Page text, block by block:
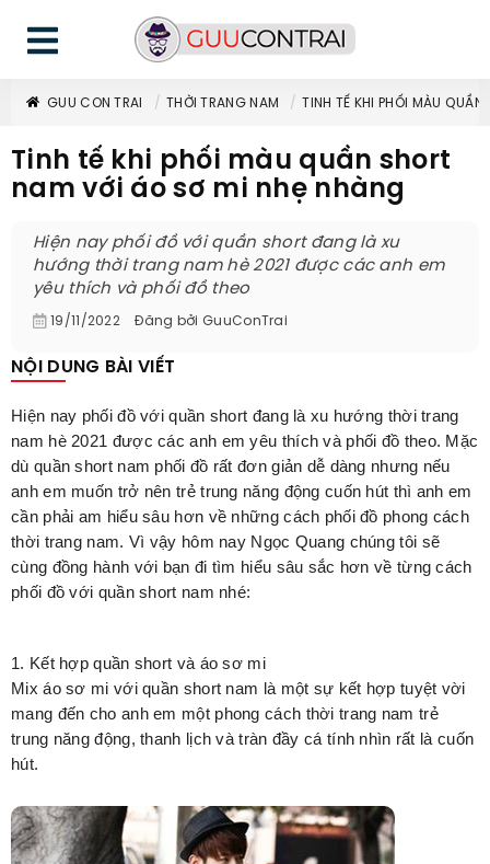
GUU CON TRAI THỜI TRANG NAM TINH TẾ KHI PHỐI MÀU
Tinh tế khi phối màu quần short
nam với áo sơ mi nhẹ nhàng
Hiện nay phối đồ với quần short đang là xu
hướng thời trang nam hè 2021 được các anh em
yêu thích và phối đồ theo
19/11/2022 Đăng bởi GuuConTrai
NỘI DUNG BÀI VIẾT
Hiện nay phối đồ với quần short đang là xu hướng thời trang
nam hè 2021 được các anh em yêu thích và phối đồ theo. Mặc
dù quần short nam phối đồ rất đơn giản dễ dàng nhưng nếu
anh em muốn trở nên trẻ trung năng động cuốn hút thì anh em
cần phải am hiểu sâu hơn về những cách phối đồ phong cách
thời trang nam. Vì vậy hôm nay Ngọc Quang chúng tôi sẽ
cùng đồng hành với bạn đi tìm hiểu sâu sắc hơn về từng cách
phối đồ với quần short nam nhé:
1. Kết hợp quần short và áo sơ mi
Mix áo sơ mi với quần short nam là một sự kết hợp tuyệt vời
mang đến cho anh em một phong cách thời trang nam trẻ
trung năng động, thanh lịch và tràn đầy cá tính nhìn rất là cuốn
hút.